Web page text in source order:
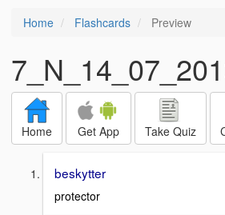
Home Flashcards Preview
Home Get App Take Quiz
beskytter
protector